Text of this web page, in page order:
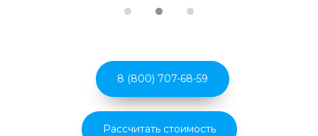
8 (800) 707-68-59
Рассчитать стоимость